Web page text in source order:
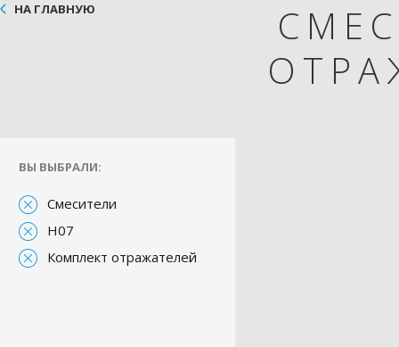
НА ГЛАВНУЮ
ВЫ ВЫБРАЛИ:
Смесители
H07
Комплект отражателей